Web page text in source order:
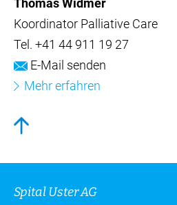
Thomas Widmer
Koordinator Palliative Care
Tel. +41 44 911 19 27
E-Mail senden
Mehr erfahren
Spital Uster AG